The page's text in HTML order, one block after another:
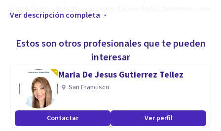
posible.
Formándome día a día con cursos y lectura de libros en
terapias contextuales.
Ver descripción completa
Estos son otros profesionales que te pueden
interesar
Maria De Jesus Gutierrez Tellez
San Francisco
Contactar Ver perfil